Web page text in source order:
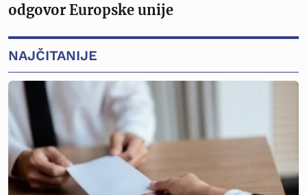
odgovor Europske unije
NAJČITANIJE